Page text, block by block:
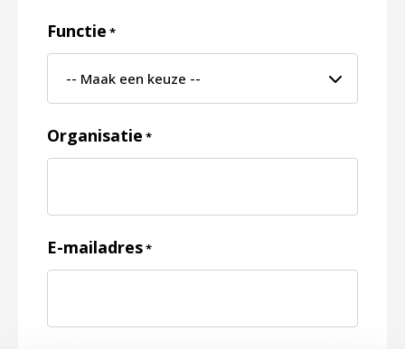
Functie *
Organisatie *
E-mailadres*